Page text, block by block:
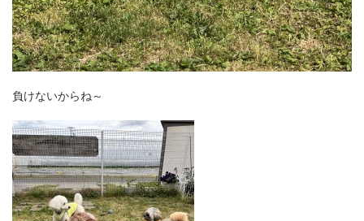
負けないからね～